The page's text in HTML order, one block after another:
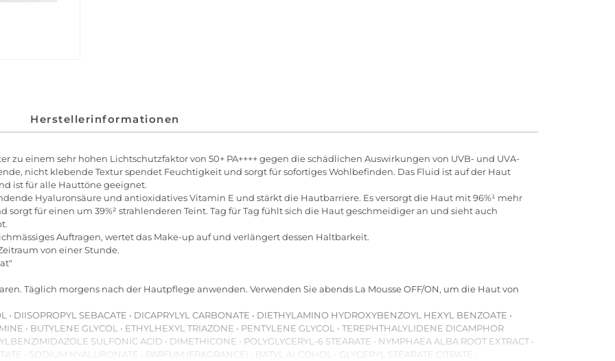
Herstellerinformationen
zu einem sehr hohen Lichtschutzfaktor von 50+ PA++++ gegen die schädlichen Auswirkungen von UVB- und UVA-
nicht klebende Textur spendet Feuchtigkeit und sorgt für sofortiges Wohlbefinden. Das Fluid ist auf der Haut
ist für alle Hauttöne geeignet.
Hyaluronsäure und antioxidatives Vitamin E und stärkt die Hautbarriere. Es versorgt die Haut mit 96%¹ mehr
sorgt für einen um 39%² strahlenderen Teint. Tag für Tag fühlt sich die Haut geschmeidiger an und sieht auch
Auftragen, wertet das Make-up auf und verlängert dessen Haltbarkeit.
von einer Stunde.
Täglich morgens nach der Hautpflege anwenden. Verwenden Sie abends La Mousse OFF/ON, um die Haut von
• DIISOPROPYL SEBACATE • DICAPRYLYL CARBONATE • DIETHYLAMINO HYDROXYBENZOYL HEXYL BENZOATE •
• BUTYLENE GLYCOL • ETHYLHEXYL TRIAZONE • PENTYLENE GLYCOL • TEREPHTHALYLIDENE DICAMPHOR
SULFONIC ACID • DIMETHICONE • POLYGLYCERYL-6 STEARATE • NYMPHAEA ALBA ROOT EXTRACT •
• SODIUM HYALURONATE • PARFUM (FRAGRANCE) • BATYL ALCOHOL • GLYCERYL STEARATE CITRATE •